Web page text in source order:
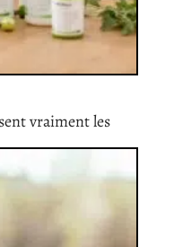
vraiment les